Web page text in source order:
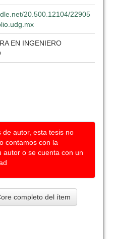
20.500.12104/22905
EN INGENIERO
de autor, esta tesis no
contamos con la
autor o se cuenta con un
completo del ítem